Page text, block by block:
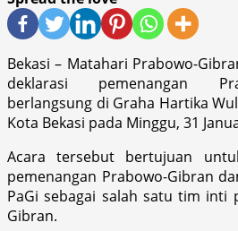
Bekasi – Matahari Prabowo-
deklarasi pemenangan
berlangsung di Graha Hartika
Kota Bekasi pada Minggu, 31
Acara tersebut bertujuan
pemenangan Prabowo-Gibran
PaGi sebagai salah satu tim inti
Gibran.